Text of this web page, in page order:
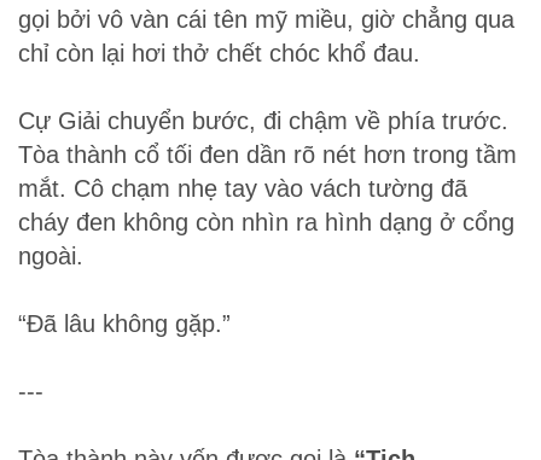
gọi bởi vô vàn cái tên mỹ miều, giờ chẳng qua
chỉ còn lại hơi thở chết chóc khổ đau.
Cự Giải chuyển bước, đi chậm về phía trước.
Tòa thành cổ tối đen dần rõ nét hơn trong tầm
mắt. Cô chạm nhẹ tay vào vách tường đã
cháy đen không còn nhìn ra hình dạng ở cổng
ngoài.
“Đã lâu không gặp.”
---